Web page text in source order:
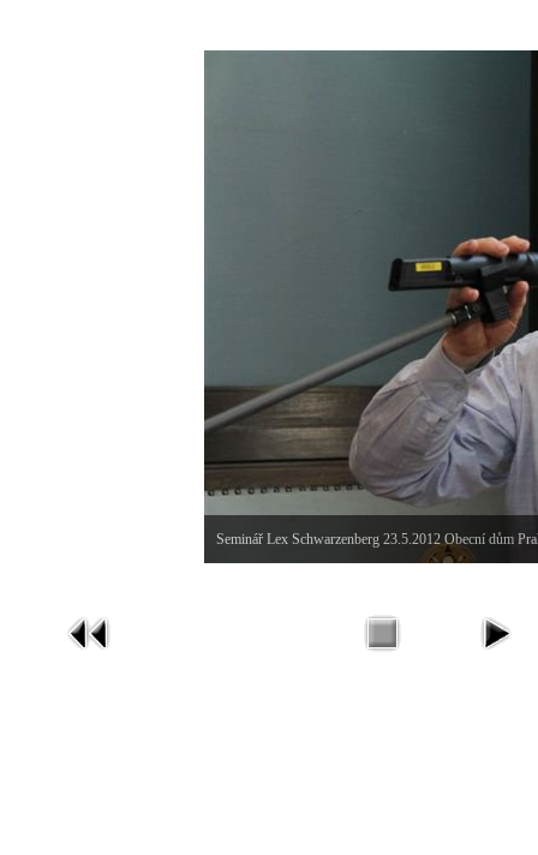
Seminář Lex Schwarzenberg 23.5.2012 Obecní dům